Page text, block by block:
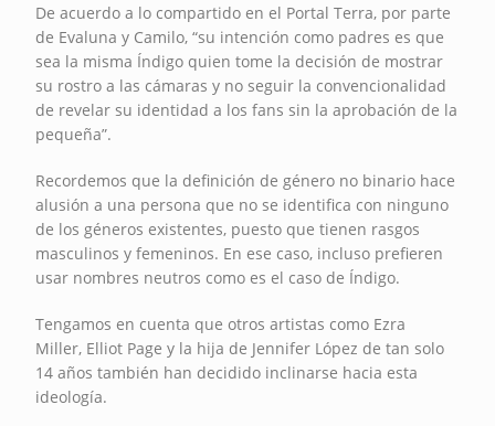
De acuerdo a lo compartido en el Portal Terra, por parte
de Evaluna y Camilo, “su intención como padres es que
sea la misma Índigo quien tome la decisión de mostrar
su rostro a las cámaras y no seguir la convencionalidad
de revelar su identidad a los fans sin la aprobación de la
pequeña”.
Recordemos que la definición de género no binario hace
alusión a una persona que no se identifica con ninguno
de los géneros existentes, puesto que tienen rasgos
masculinos y femeninos. En ese caso, incluso prefieren
usar nombres neutros como es el caso de Índigo.
Tengamos en cuenta que otros artistas como Ezra
Miller, Elliot Page y la hija de Jennifer López de tan solo
14 años también han decidido inclinarse hacia esta
ideología.